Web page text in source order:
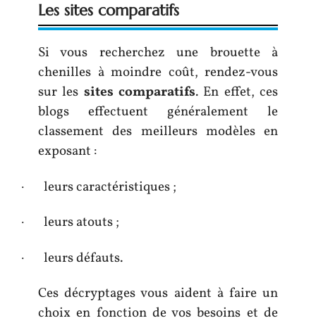
Les sites comparatifs
Si vous recherchez une brouette à
chenilles à moindre coût, rendez-vous
sur les sites comparatifs. En effet, ces
blogs effectuent généralement le
classement des meilleurs modèles en
exposant :
· leurs caractéristiques ;
· leurs atouts ;
· leurs défauts.
Ces décryptages vous aident à faire un
choix en fonction de vos besoins et de